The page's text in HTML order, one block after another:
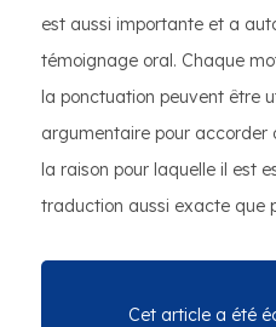
est aussi importante et a
témoignage oral. Chaque
la ponctuation peuvent être
argumentaire pour accorder
la raison pour laquelle il est
traduction aussi exacte que
Cet article a été